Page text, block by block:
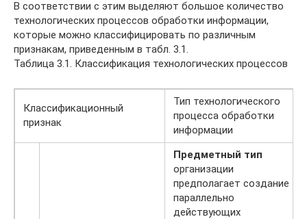
В соответствии с этим выделяют большое количество
технологических процессов обработки информации,
которые можно классифицировать по различным
признакам, приведенным в табл. 3.1.
Таблица 3.1. Классификация технологических процессов
Классификационный
признак
Тип технологического
процесса обработки
информации
Предметный тип
организации
предполагает создание
параллельно
действующих